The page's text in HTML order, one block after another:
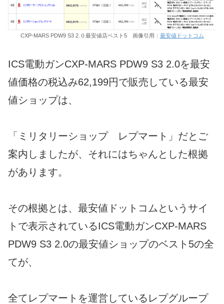
CXP-MARS PDW9 S3 2.０最安値店ベスト5 画像引用： 最安値ドットコム
ICS電動ガンCXP-MARS PDW9 S3 2.0を最安
値価格の税込み62,199円で販売している最安
値ショップは、
「ミリタリーショップ レプマート」だとご
案内しましたが、それにはちゃんとした根拠
があります。
その根拠とは、最安値ドットコムというサイ
トで表示されているICS電動ガンCXP-MARS
PDW9 S3 2.0の最安値ショップのベスト5の全
てが、
全てレプマートを運営しているレプグループ